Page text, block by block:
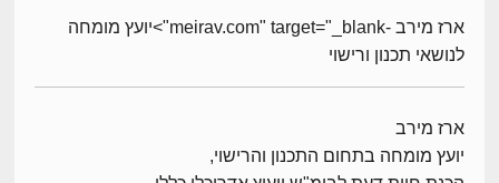
ארז מירב -meirav.com" target="_blank">יועץ מומחה
לנושאי תכנון ורישוי
ארז מירב
יועץ מומחה בתחום התכנון והרישוי,